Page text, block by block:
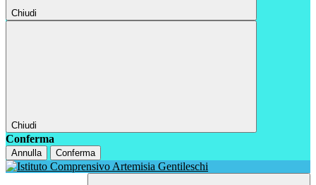
Chiudi
Chiudi
Conferma
Annulla Conferma